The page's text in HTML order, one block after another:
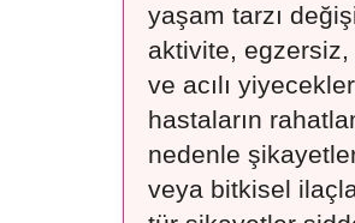
yaşam tarzı
aktivite, egzersiz,
ve acılı
hastaların
nedenle
veya bitkisel